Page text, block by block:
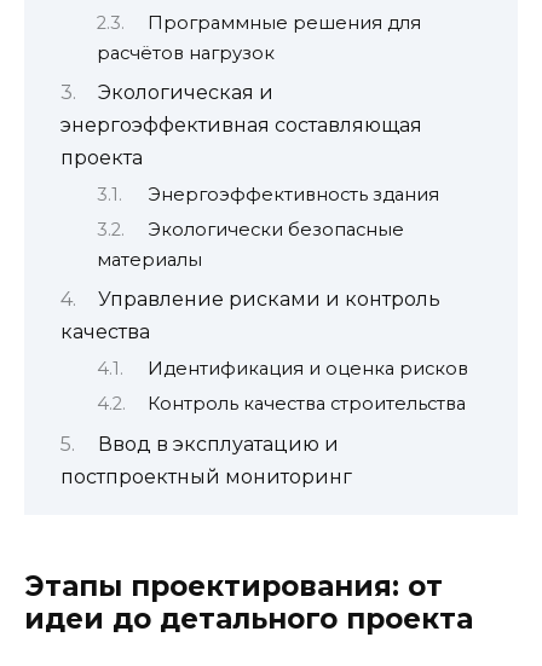
Программные решения для
расчётов нагрузок
Экологическая и
энергоэффективная составляющая
проекта
Энергоэффективность здания
Экологически безопасные
материалы
Управление рисками и контроль
качества
Идентификация и оценка рисков
Контроль качества строительства
Ввод в эксплуатацию и
постпроектный мониторинг
Этапы проектирования: от
идеи до детального проекта